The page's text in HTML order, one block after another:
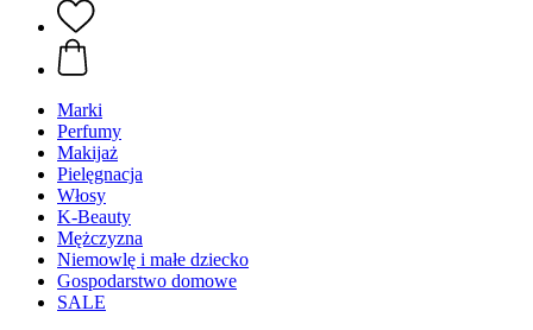
Marki
Perfumy
Makijaż
Pielęgnacja
Włosy
K-Beauty
Mężczyzna
Niemowlę i małe dziecko
Gospodarstwo domowe
SALE